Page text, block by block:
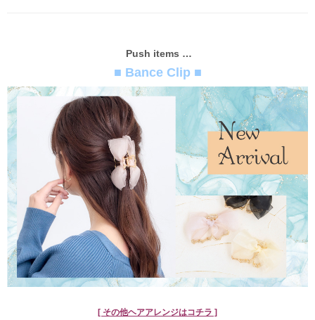
Push items …
■ Bance Clip ■
[ その他ヘアアレンジはコチラ ]